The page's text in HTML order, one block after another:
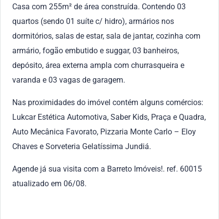
Casa com 255m² de área construída. Contendo 03
quartos (sendo 01 suíte c/ hidro), armários nos
dormitórios, salas de estar, sala de jantar, cozinha com
armário, fogão embutido e suggar, 03 banheiros,
depósito, área externa ampla com churrasqueira e
varanda e 03 vagas de garagem.
Nas proximidades do imóvel contém alguns comércios:
Lukcar Estética Automotiva, Saber Kids, Praça e Quadra,
Auto Mecânica Favorato, Pizzaria Monte Carlo – Eloy
Chaves e Sorveteria Gelatíssima Jundiá.
Agende já sua visita com a Barreto Imóveis!. ref. 60015
atualizado em 06/08.